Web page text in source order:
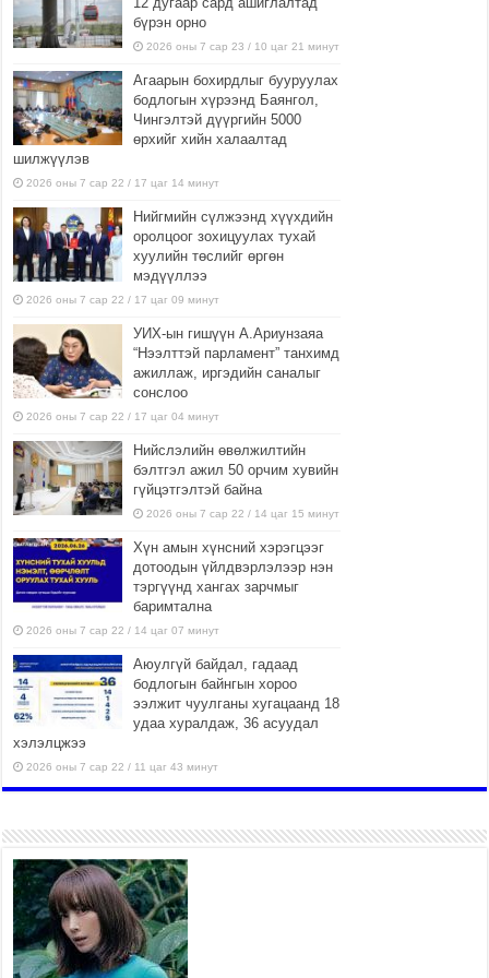
бүрэн орно
2026 оны 7 сар 23 / 10 цаг 21 минут
Агаарын бохирдлыг бууруулах
бодлогын хүрээнд Баянгол,
Чингэлтэй дүүргийн 5000
өрхийг хийн халаалтад
шилжүүлэв
2026 оны 7 сар 22 / 17 цаг 14 минут
Нийгмийн сүлжээнд хүүхдийн
оролцоог зохицуулах тухай
хуулийн төслийг өргөн
мэдүүллээ
2026 оны 7 сар 22 / 17 цаг 09 минут
УИХ-ын гишүүн А.Ариунзаяа
“Нээлттэй парламент” танхимд
ажиллаж, иргэдийн саналыг
сонслоо
2026 оны 7 сар 22 / 17 цаг 04 минут
Нийслэлийн өвөлжилтийн
бэлтгэл ажил 50 орчим хувийн
гүйцэтгэлтэй байна
2026 оны 7 сар 22 / 14 цаг 15 минут
Хүн амын хүнсний хэрэгцээг
дотоодын үйлдвэрлэлээр нэн
тэргүүнд хангах зарчмыг
баримтална
2026 оны 7 сар 22 / 14 цаг 07 минут
Аюулгүй байдал, гадаад
бодлогын байнгын хороо
ээлжит чуулганы хугацаанд 18
удаа хуралдаж, 36 асуудал
хэлэлцжээ
2026 оны 7 сар 22 / 11 цаг 43 минут
боломжтой-Хүүхэд хөгжүүлэх
төв” байгуулах төсөлд төр,
хувийн хэвшлийн түншлэлийн хүрээнд хамтран
ажиллахыг урьж байна
2026 оны 7 сар 22 / 9 цаг 28 минут
Б.Пүрэвдагва: “Урт цагаан”-ыг